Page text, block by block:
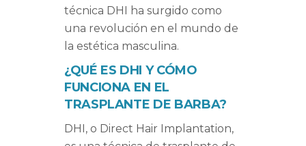
técnica DHI ha surgido como
una revolución en el mundo de
la estética masculina.
¿QUÉ ES DHI Y CÓMO
FUNCIONA EN EL
TRASPLANTE DE BARBA?
DHI, o Direct Hair Implantation,